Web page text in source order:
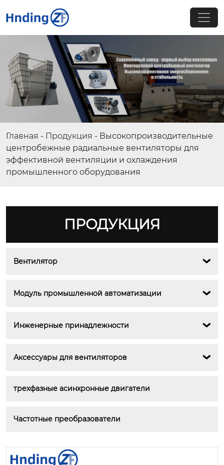
Главная - Продукция - Высокопроизводительные
центробежные радиальные вентиляторы для
эффективной вентиляции и охлаждения
промышленного оборудования
ПРОДУКЦИЯ
Вентилятор 
Модуль промышленной автоматизации 
Инженерные принадлежности 
Аксессуары для вентиляторов 
трехфазные асинхронные двигатели
Частотные преобразователи